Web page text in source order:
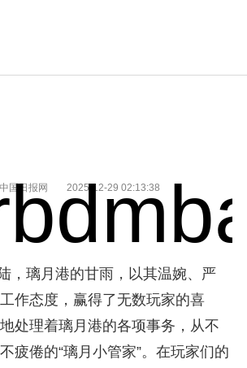
国日报网 2025-12-29 02:13:38
，璃月港的甘雨，以其温婉、严
作态度，赢得了无数玩家的喜
处理着璃月港的各项事务，从不
疲倦的“璃月小管家”。在玩家们的